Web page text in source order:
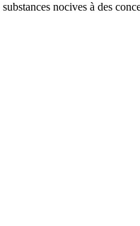
nocives à des